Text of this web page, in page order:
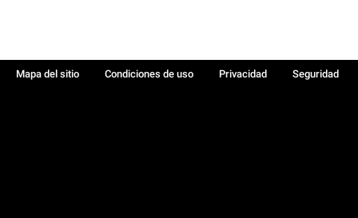
Mapa del sitio Condiciones de uso Privacidad
Seguridad